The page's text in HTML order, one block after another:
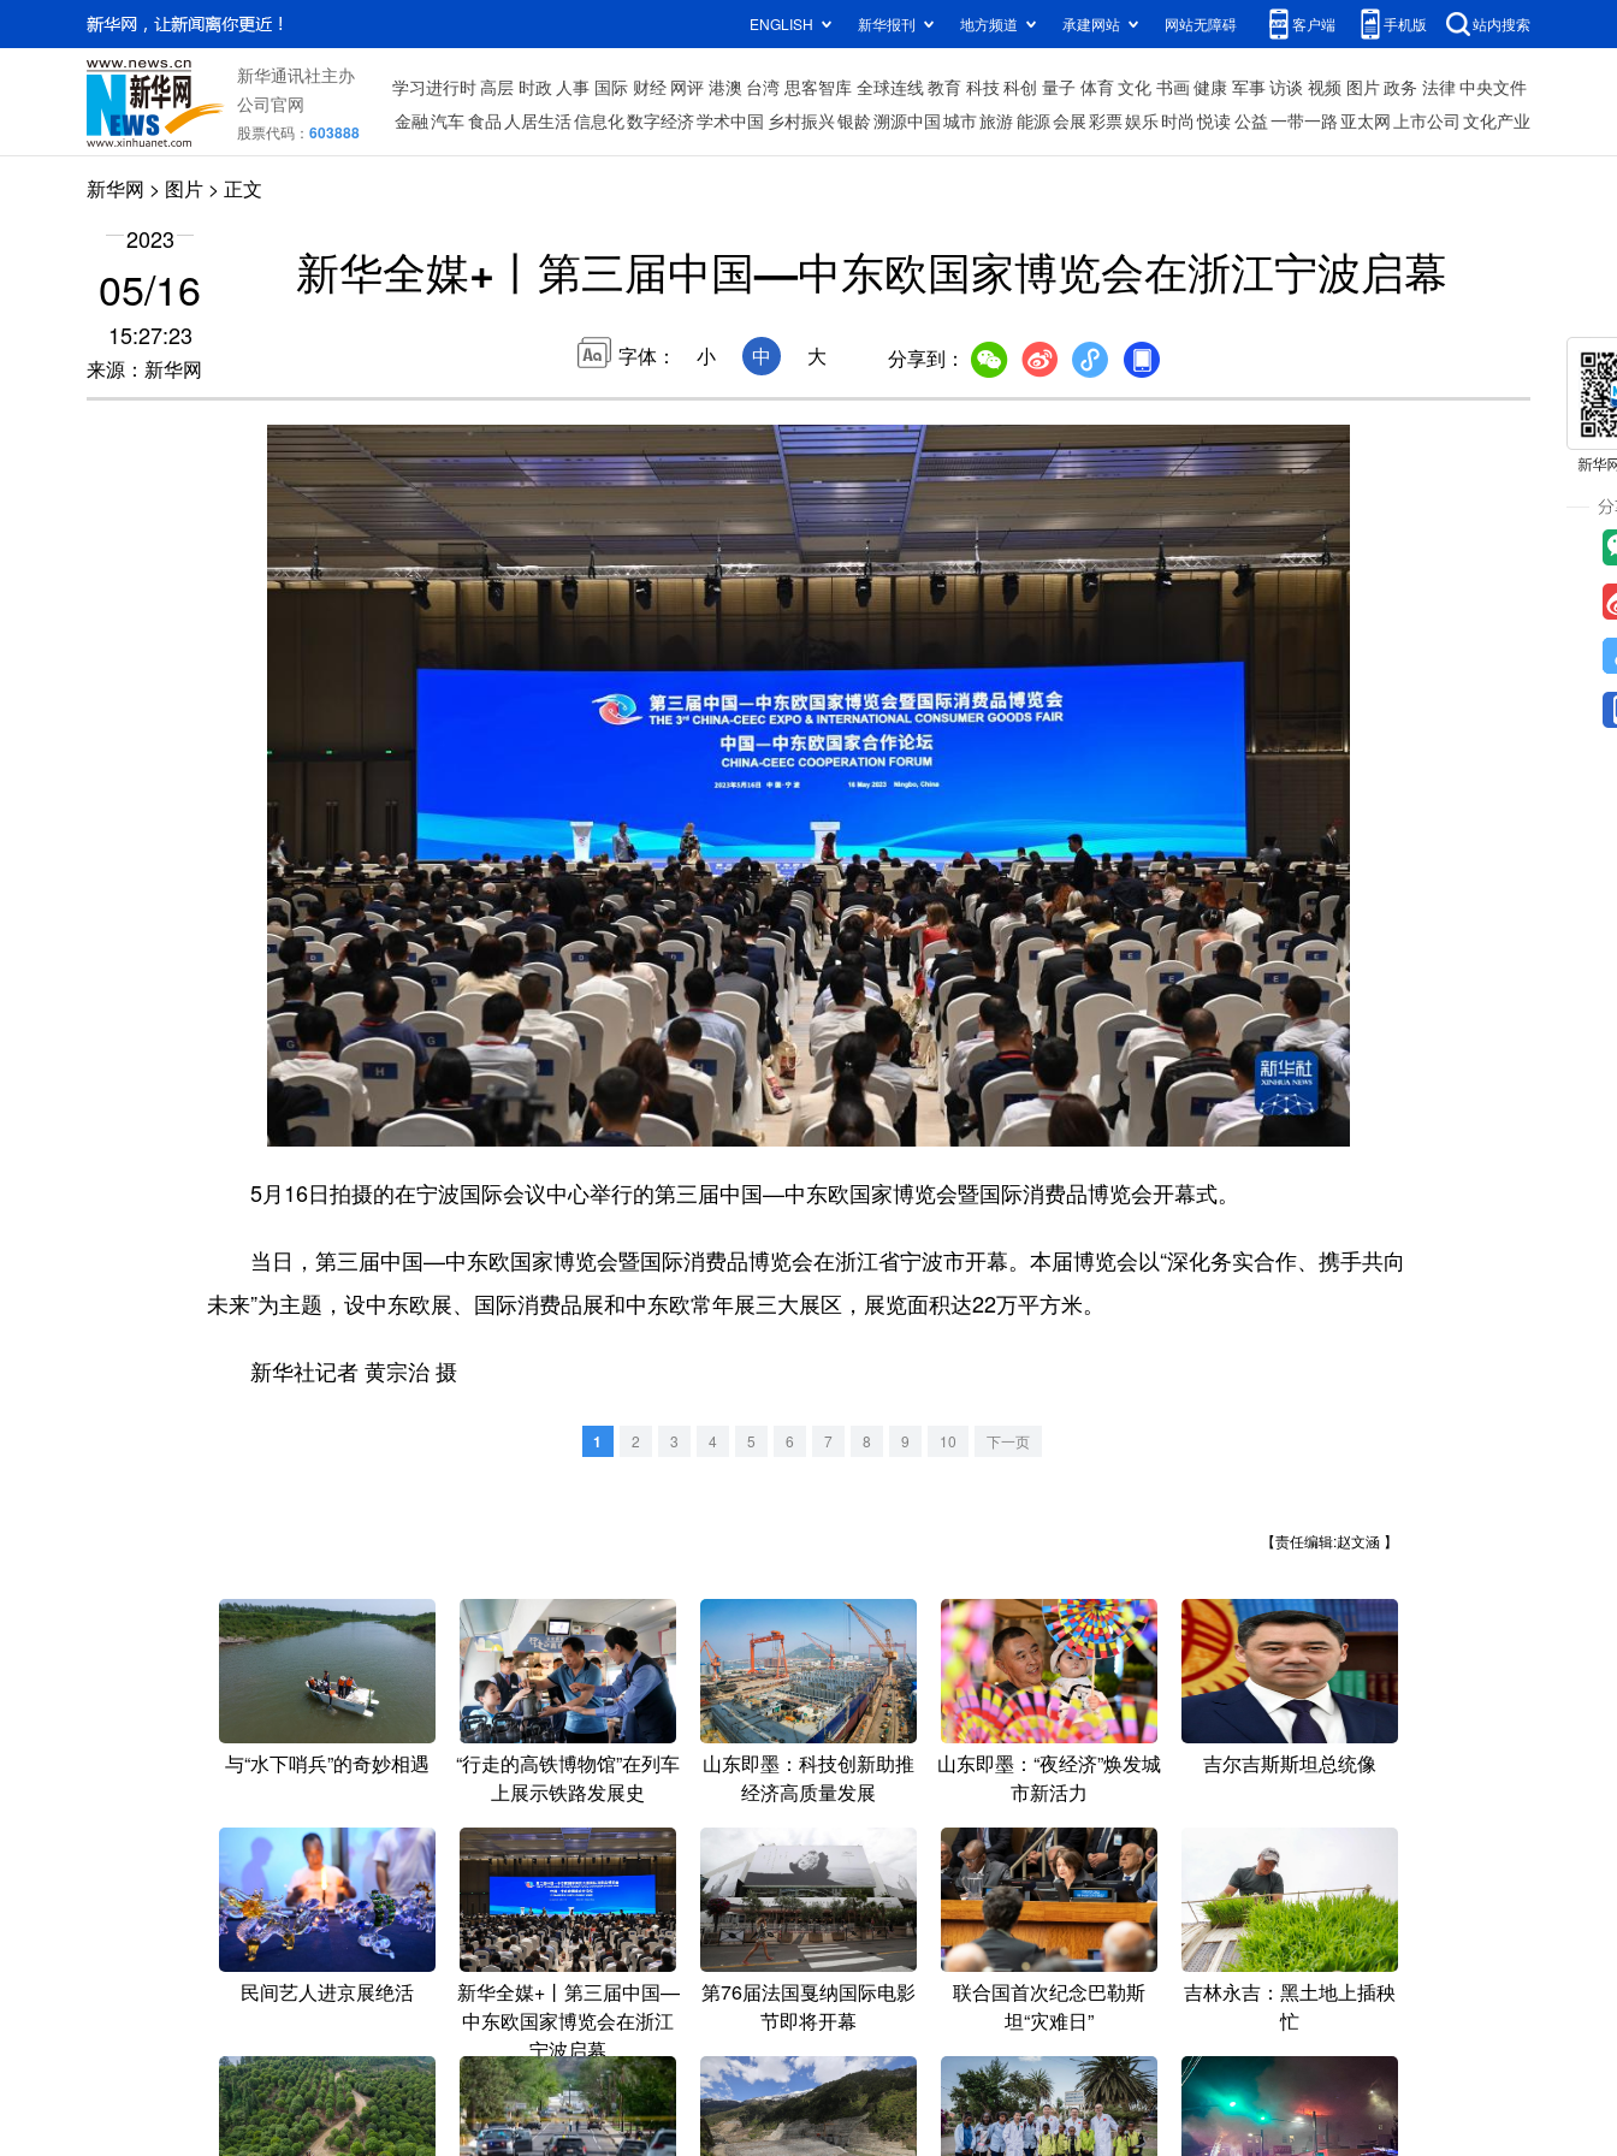
ENGLISH 新华报刊 地方频道 承建网站 网站无障碍 客户端 手机版 站内搜索
新华通讯社主办
公司官网
股票代码： 603888
学习进行时高层 时政 人事 国际 财经 网评 港澳 台湾 思客智库 全球连线教育 科技科创 量子 体育文化 书画健康 军事访谈 视频 图片政务 法律中央文件
金融汽车食品 人居生活信息化数字经济学术中国 乡村振兴银龄溯源中国城市旅游能源会展彩票娱乐时尚 悦读公益一带一路 亚太网上市公司 文化产业
新华网 > 图片 > 正文
2023
05/16
15:27:23
来源：新华网
新华全媒+丨第三届中国—中东欧国家博览会在浙江宁波启幕
字体： 小 中 大 分享到：
5月16日拍摄的在宁波国际会议中心举行的第三届中国—中东欧国家博览会暨国际消费品博览会开幕式。
当日，第三届中国—中东欧国家博览会暨国际消费品博览会在浙江省宁波市开幕。本届博览会以“深化务实合作、携手共向
未来”为主题，设中东欧展、国际消费品展和中东欧常年展三大展区，展览面积达22万平方米。
新华社记者 黄宗治 摄
1 2 3 4 5 6 7 8 9 10 下一页
【责任编辑:赵文涵 】
与“水下哨兵”的奇妙相遇
“行走的高铁博物馆”在列车
上展示铁路发展史
山东即墨：科技创新助推
经济高质量发展
山东即墨：“夜经济”焕发城
市新活力
吉尔吉斯斯坦总统像
民间艺人进京展绝活
新华全媒+丨第三届中国—
中东欧国家博览会在浙江
宁波启幕
第76届法国戛纳国际电影
节即将开幕
联合国首次纪念巴勒斯
坦“灾难日”
吉林永吉：黑土地上插秧
忙